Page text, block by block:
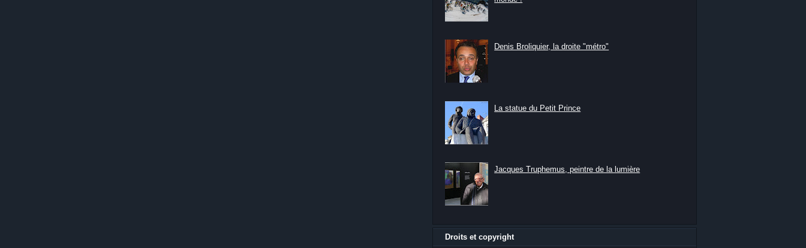
Denis Broliquier, la droite "métro"
La statue du Petit Prince
Jacques Truphemus, peintre de la lumière
Droits et copyright